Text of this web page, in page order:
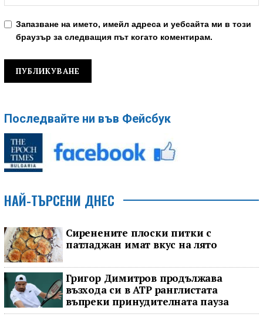
Запазване на името, имейл адреса и уебсайта ми в този
браузър за следващия път когато коментирам.
Последвайте ни във Фейсбук
НАЙ-ТЪРСЕНИ ДНЕС
Сиренените плоски питки с
патладжан имат вкус на лято
Григор Димитров продължава
възхода си в ATP ранглистата
въпреки принудителната пауза